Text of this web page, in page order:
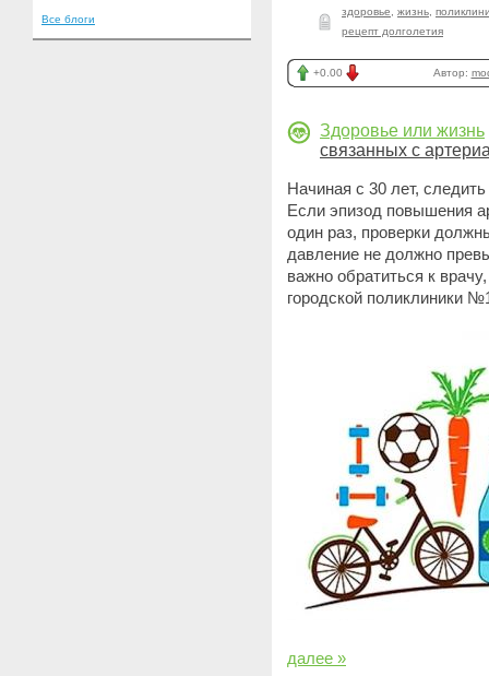
Все блоги
здоровье жизнь
рецепт долголетия
+0.00 Автор:
Здоровье или жизнь
связанных с
Начиная с 30 лет,
Если эпизод повышения
один раз, проверки
давление не должно
важно обратиться к
городской поликлиники
далее »